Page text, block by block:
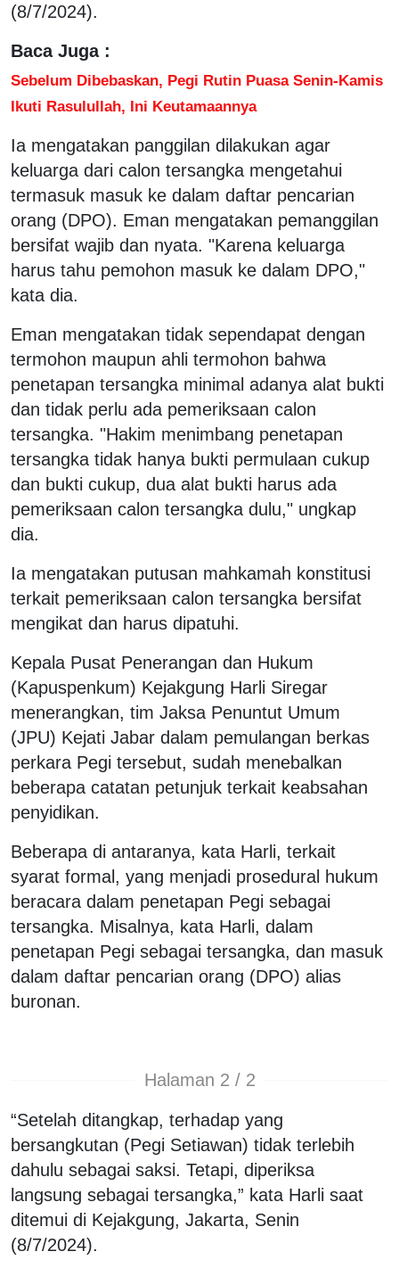
(8/7/2024).
Baca Juga :
Sebelum Dibebaskan, Pegi Rutin Puasa Senin-Kamis
Ikuti Rasulullah, Ini Keutamaannya
Ia mengatakan panggilan dilakukan agar
keluarga dari calon tersangka mengetahui
termasuk masuk ke dalam daftar pencarian
orang (DPO). Eman mengatakan pemanggilan
bersifat wajib dan nyata. "Karena keluarga
harus tahu pemohon masuk ke dalam DPO,"
kata dia.
Eman mengatakan tidak sependapat dengan
termohon maupun ahli termohon bahwa
penetapan tersangka minimal adanya alat bukti
dan tidak perlu ada pemeriksaan calon
tersangka. "Hakim menimbang penetapan
tersangka tidak hanya bukti permulaan cukup
dan bukti cukup, dua alat bukti harus ada
pemeriksaan calon tersangka dulu," ungkap
dia.
Ia mengatakan putusan mahkamah konstitusi
terkait pemeriksaan calon tersangka bersifat
mengikat dan harus dipatuhi.
Kepala Pusat Penerangan dan Hukum
(Kapuspenkum) Kejakgung Harli Siregar
menerangkan, tim Jaksa Penuntut Umum
(JPU) Kejati Jabar dalam pemulangan berkas
perkara Pegi tersebut, sudah menebalkan
beberapa catatan petunjuk terkait keabsahan
penyidikan.
Beberapa di antaranya, kata Harli, terkait
syarat formal, yang menjadi prosedural hukum
beracara dalam penetapan Pegi sebagai
tersangka. Misalnya, kata Harli, dalam
penetapan Pegi sebagai tersangka, dan masuk
dalam daftar pencarian orang (DPO) alias
buronan.
Halaman 2 / 2
“Setelah ditangkap, terhadap yang
bersangkutan (Pegi Setiawan) tidak terlebih
dahulu sebagai saksi. Tetapi, diperiksa
langsung sebagai tersangka,” kata Harli saat
ditemui di Kejakgung, Jakarta, Senin
(8/7/2024).